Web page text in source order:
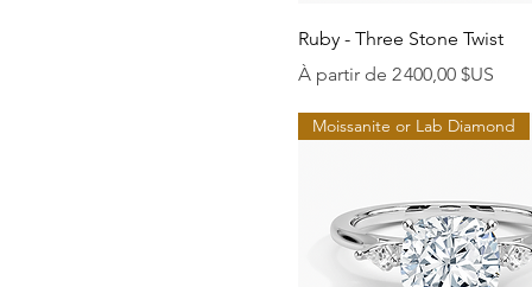
Aperçu rapide
Ruby - Three Stone Twist
À partir de 2 400,00 $US
Prix promotionnel
Moissanite or Lab Diamond